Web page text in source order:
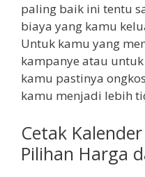
paling baik ini tentu
biaya yang kamu
Untuk kamu yang
kampanye atau
kamu pastinya
kamu menjadi lebih
Cetak
Pilihan Harga